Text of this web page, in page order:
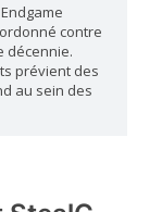
contre
décennie.
prévient des
au sein des